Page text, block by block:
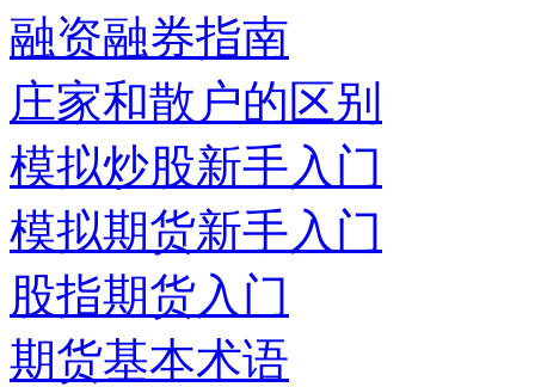
融资融券指南
庄家和散户的区别
模拟炒股新手入门
模拟期货新手入门
股指期货入门
期货基本术语